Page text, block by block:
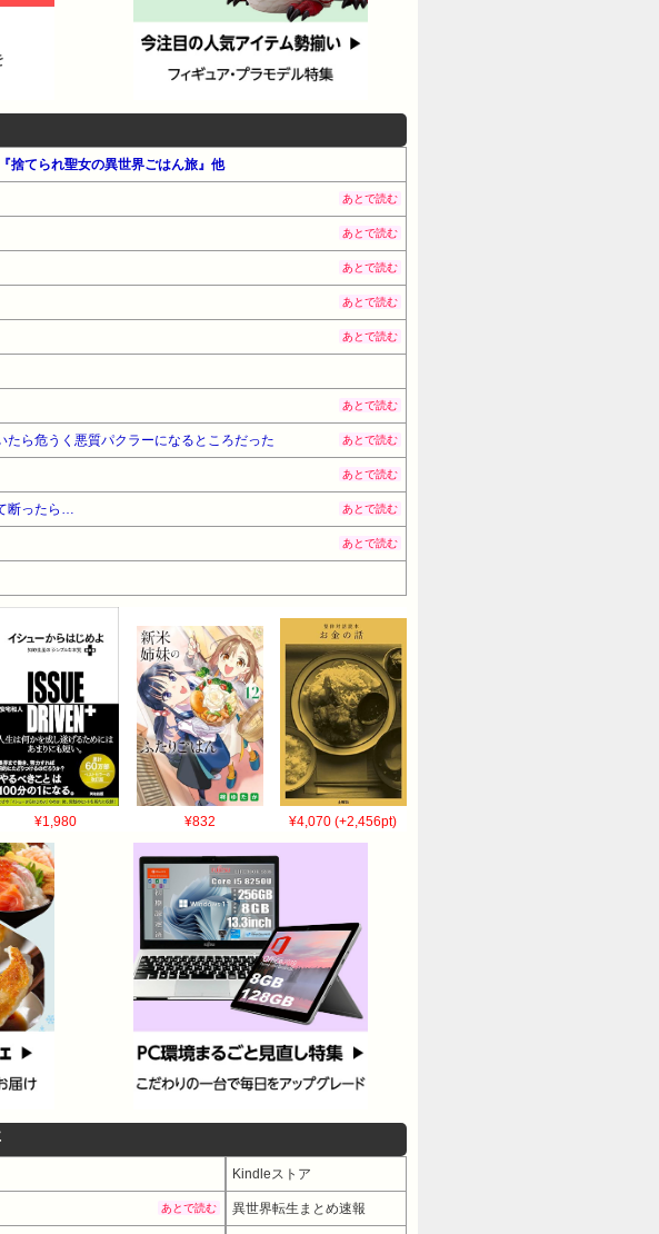
捨てられ聖女の異世界ごはん旅』他
あとで読む
あとで読む
あとで読む
あとで読む
あとで読む
あとで読む
ら危うく悪質パクラーになるところだった あとで読む
あとで読む
断ったら… あとで読む
あとで読む
¥1,980 ¥832 ¥4,070 (+2,456pt)
Kindleストア
あとで読む 異世界転生まとめ速報